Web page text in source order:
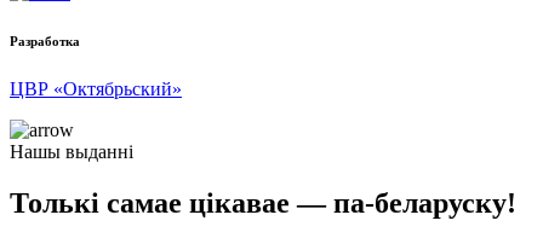
Разработка
ЦВР «Октябрьский»
Нашы выданні
Толькі самае цікавае — па-беларуску!